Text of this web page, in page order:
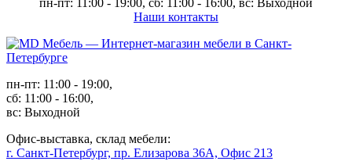
пн-пт: 11:00 - 19:00, сб: 11:00 - 16:00, вс: Выходной
Наши контакты
пн-пт: 11:00 - 19:00,
сб: 11:00 - 16:00,
вс: Выходной
Офис-выставка, склад мебели:
г. Санкт-Петербург, пр. Елизарова 36А, Офис 213